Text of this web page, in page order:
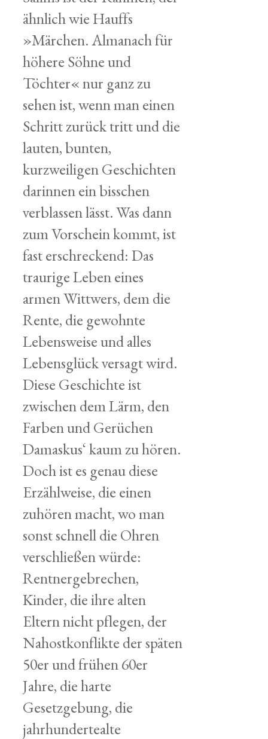
ähnlich wie Hauffs
»Märchen. Almanach für
höhere Söhne und
Töchter« nur ganz zu
sehen ist, wenn man einen
Schritt zurück tritt und die
lauten, bunten,
kurzweiligen Geschichten
darinnen ein bisschen
verblassen lässt. Was dann
zum Vorschein kommt, ist
fast erschreckend: Das
traurige Leben eines
armen Wittwers, dem die
Rente, die gewohnte
Lebensweise und alles
Lebensglück versagt wird.
Diese Geschichte ist
zwischen dem Lärm, den
Farben und Gerüchen
Damaskus‘ kaum zu hören.
Doch ist es genau diese
Erzählweise, die einen
zuhören macht, wo man
sonst schnell die Ohren
verschließen würde:
Rentnergebrechen,
Kinder, die ihre alten
Eltern nicht pflegen, der
Nahostkonflikte der späten
50er und frühen 60er
Jahre, die harte
Gesetzgebung, die
jahrhundertealte